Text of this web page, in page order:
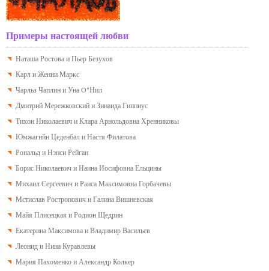
Примеры настоящей любви
Наташа Ростова и Пьер Безухов
Карл и Женни Маркс
Чарльз Чаплин и Уна O"Нил
Дмитрий Мережковский и Зинаида Гиппиус
Тихон Николаевич и Клара Арнольдовна Хренниковы
Юмжагийн Цеденбал и Настя Филатова
Рональд и Нэнси Рейган
Борис Николаевич и Наина Иосифовна Ельцины
Михаил Сергеевич и Раиса Максимовна Горбачевы
Мстислав Ростропович и Галина Вишневская
Майя Плисецкая и Родион Щедрин
Екатерина Максимова и Владимир Васильев
Леонид и Нина Куравлевы
Мария Пахоменко и Александр Колкер